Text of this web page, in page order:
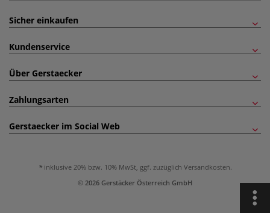
Sicher einkaufen
Kundenservice
Über Gerstaecker
Zahlungsarten
Gerstaecker im Social Web
inklusive 20% bzw. 10% MwSt, ggf. zuzüglich Versandkosten.
© 2026 Gerstäcker Österreich GmbH